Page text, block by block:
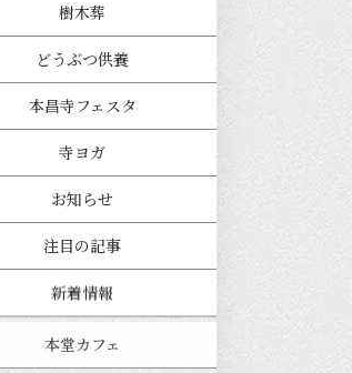
樹木葬
どうぶつ供養
本昌寺フェスタ
寺ヨガ
お知らせ
注目の記事
新着情報
本堂カフェ